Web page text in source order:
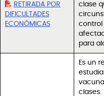
RETIRADA POR
DIFICULTADES
ECONÓMICAS
clase
control
para
Es un
clases.